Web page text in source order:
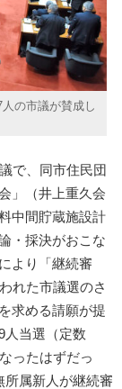
の市議が賛成し
で、同市住民団
」（井上重久会
中間貯蔵施設計
・採決がおこな
より「継続審
れた市議選のさ
求める請願が提
人当選（定数
ったはずだっ
所属新人が継続審